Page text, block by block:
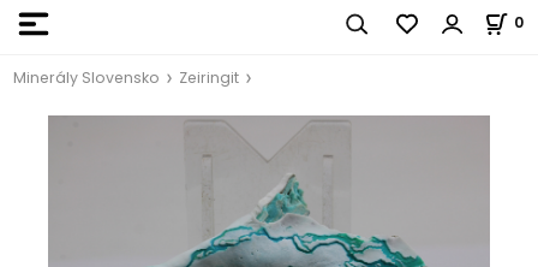
0
Minerály Slovensko Zeiringit